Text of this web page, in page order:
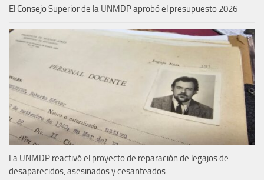
El Consejo Superior de la UNMDP aprobó el presupuesto 2026
La UNMDP reactivó el proyecto de reparación de legajos de
desaparecidos, asesinados y cesanteados